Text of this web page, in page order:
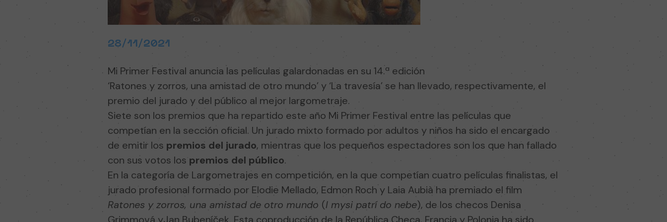
28/11/2021
Mi Primer Festival anuncia las películas galardonadas en su 14.ª edición
‘Ratones y zorros, una amistad de otro mundo’ y ‘La travesía’ se han llevado, respectivamente, el
premio del jurado y del público al mejor largometraje.
Siete son los premios que ha repartido este año Mi Primer Festival entre las películas que
competían en la sección oficial. Un jurado mixto formado por adultos y niños ha sido el encargado
de emitir los premios del jurado, mientras que los pequeños espectadores son los que han fallado
con sus votos los premios del público.
En la categoría de Largometrajes en competición, en la que competían cuatro películas finalistas, el
juradoprofesional formado por Elodie Mellado, Edmon Roch y Laia Aubià ha premiado el film
Ratones y zorros, una amistad de otro mundo (I mysi patrí do nebe), de los checos Denisa